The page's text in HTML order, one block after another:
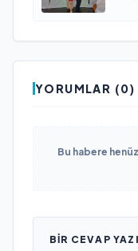
YORUMLAR (0)
Bu habere
BIR CEVAP